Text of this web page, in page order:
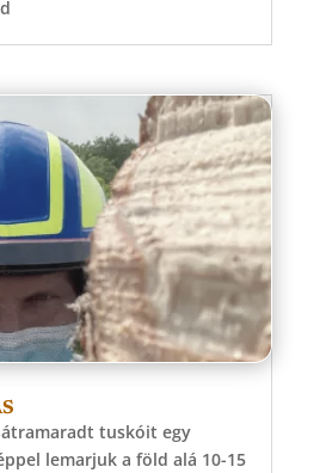
tuskóit egy
lemarjuk a föld alá 10-15